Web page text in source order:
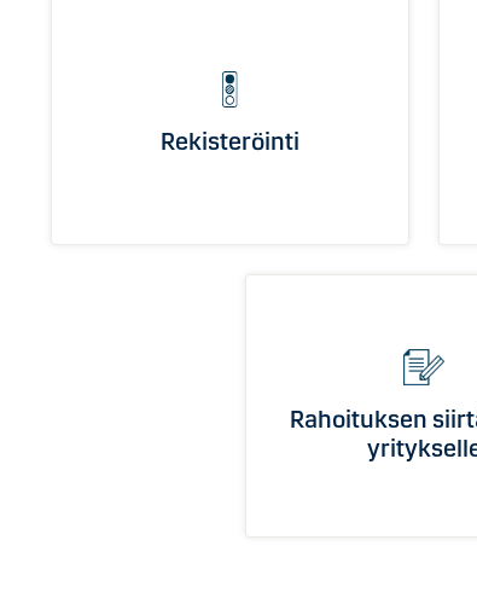
Rekisteröinti
Rahoituksen